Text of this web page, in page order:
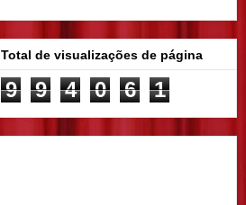
Total de visualizações de página
9 9 4 0 6 1